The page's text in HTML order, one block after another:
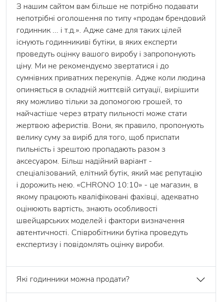
З нашим сайтом вам більше не потрібно подавати
непотрібні оголошення по типу «продам брендовий
годинник ... і т.д.». Адже саме для таких цілей
існують годинникиві бутіки, в яких експерти
проведуть оцінку вашого виробу і запропонують
ціну. Ми не рекомендуємо звертатися і до
сумнівних приватних перекупів. Адже коли людина
опиняється в складній життєвій ситуації, вирішити
яку можливо тільки за допомогою грошей, то
найчастіше через втрату пильності може стати
жертвою аферистів. Вони, як правило, пропонують
велику суму за виріб для того, щоб приспати
пильність і зрештою пропадають разом з
аксесуаром. Більш надійний варіант -
спеціалізований, елітний бутік, який має репутацію
і дорожить нею. «CHRONO 10:10» - це магазин, в
якому працюють кваліфіковані фахівці, адекватно
оцінюють вартість, знають особливості
швейцарських моделей і фактори визначення
автентичності. Співробітники бутіка проведуть
експертизу і повідомлять оцінку вироби.
Які годинники можна продати?